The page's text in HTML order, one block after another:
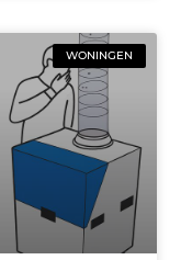
WONINGEN